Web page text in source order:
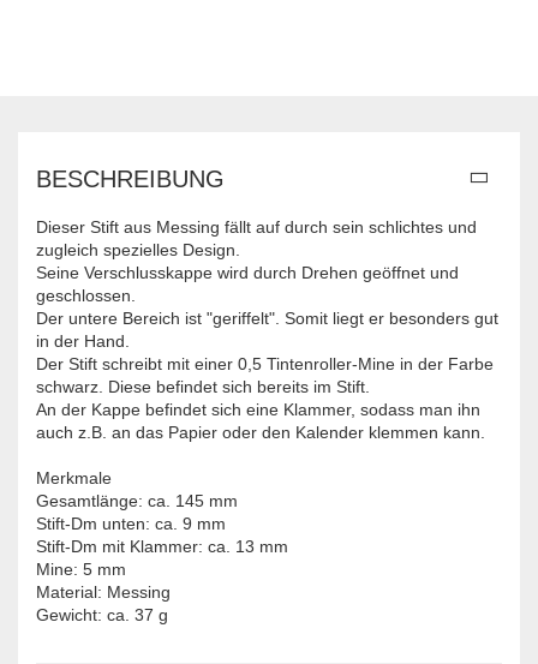
BESCHREIBUNG
Dieser Stift aus Messing fällt auf durch sein schlichtes und
zugleich spezielles Design.
Seine Verschlusskappe wird durch Drehen geöffnet und
geschlossen.
Der untere Bereich ist "geriffelt". Somit liegt er besonders gut
in der Hand.
Der Stift schreibt mit einer 0,5 Tintenroller-Mine in der Farbe
schwarz. Diese befindet sich bereits im Stift.
An der Kappe befindet sich eine Klammer, sodass man ihn
auch z.B. an das Papier oder den Kalender klemmen kann.
Merkmale
Gesamtlänge: ca. 145 mm
Stift-Dm unten: ca. 9 mm
Stift-Dm mit Klammer: ca. 13 mm
Mine: 5 mm
Material: Messing
Gewicht: ca. 37 g